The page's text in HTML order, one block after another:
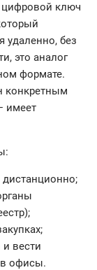
цифровой ключ
удаленно, без
это аналог
формате.
конкретным
имеет
вести
в офисы.